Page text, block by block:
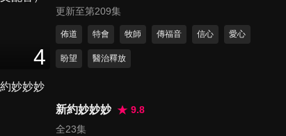
52
第13集 生子樂無窮？！
4
更新至第209集
佈道 特會 牧師 傳福音 信心 愛心
盼望 醫治釋放
新約妙妙妙
9.8
全23集